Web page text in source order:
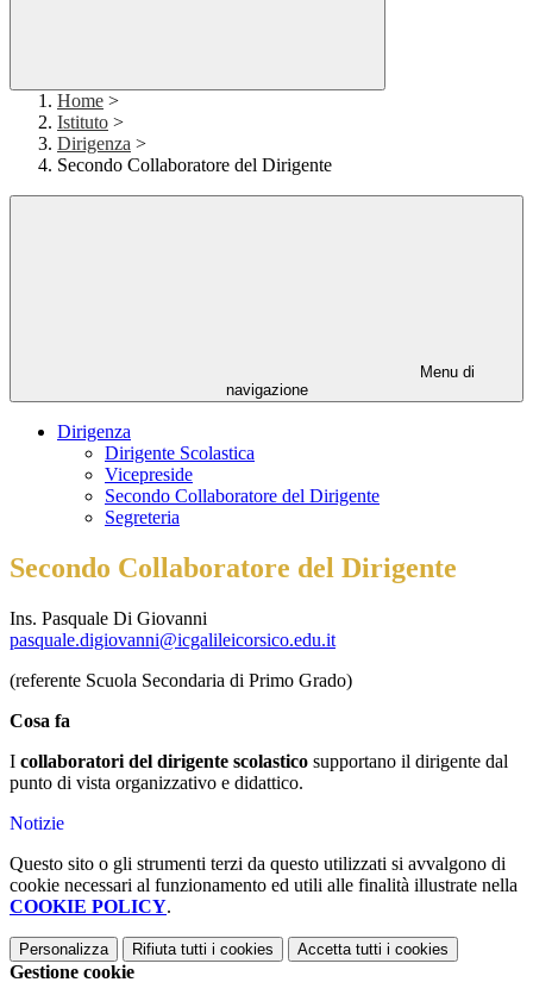
Home >
Istituto >
Dirigenza >
Secondo Collaboratore del Dirigente
Menu di
navigazione
Dirigenza
Dirigente Scolastica
Vicepreside
Secondo Collaboratore del Dirigente
Segreteria
Secondo Collaboratore del Dirigente
Ins. Pasquale Di Giovanni
pasquale.digiovanni@icgalileicorsico.edu.it
(referente Scuola Secondaria di Primo Grado)
Cosa fa
I collaboratori del dirigente scolastico supportano il dirigente dal
punto di vista organizzativo e didattico.
Notizie
Questo sito o gli strumenti terzi da questo utilizzati si avvalgono di
cookie necessari al funzionamento ed utili alle finalità illustrate nella
COOKIE POLICY.
Personalizza Rifiuta tutti i cookies Accetta tutti i cookies
Gestione cookie